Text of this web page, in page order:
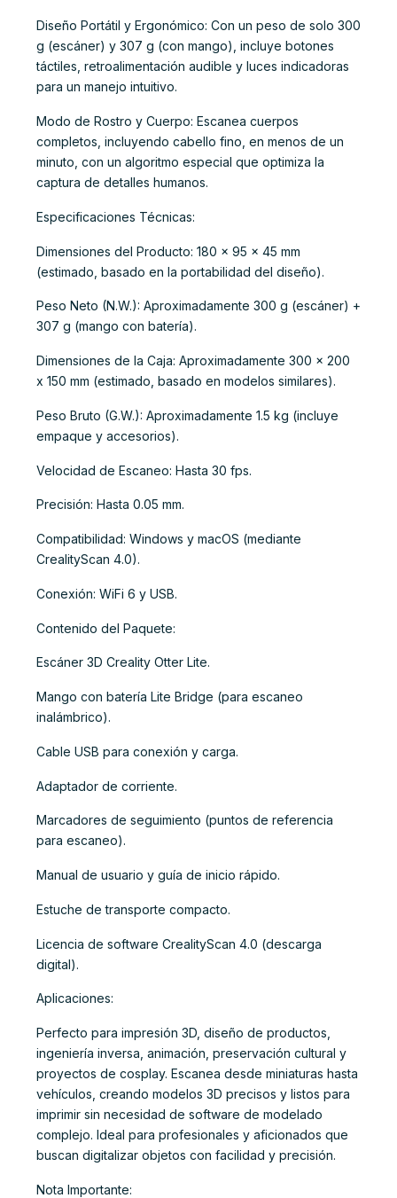
Diseño Portátil y Ergonómico: Con un peso de solo 300
g (escáner) y 307 g (con mango), incluye botones
táctiles, retroalimentación audible y luces indicadoras
para un manejo intuitivo.
Modo de Rostro y Cuerpo: Escanea cuerpos
completos, incluyendo cabello fino, en menos de un
minuto, con un algoritmo especial que optimiza la
captura de detalles humanos.
Especificaciones Técnicas:
Dimensiones del Producto: 180 x 95 x 45 mm
(estimado, basado en la portabilidad del diseño).
Peso Neto (N.W.): Aproximadamente 300 g (escáner) +
307 g (mango con batería).
Dimensiones de la Caja: Aproximadamente 300 x 200
x 150 mm (estimado, basado en modelos similares).
Peso Bruto (G.W.): Aproximadamente 1.5 kg (incluye
empaque y accesorios).
Velocidad de Escaneo: Hasta 30 fps.
Precisión: Hasta 0.05 mm.
Compatibilidad: Windows y macOS (mediante
CrealityScan 4.0).
Conexión: WiFi 6 y USB.
Contenido del Paquete:
Escáner 3D Creality Otter Lite.
Mango con batería Lite Bridge (para escaneo
inalámbrico).
Cable USB para conexión y carga.
Adaptador de corriente.
Marcadores de seguimiento (puntos de referencia
para escaneo).
Manual de usuario y guía de inicio rápido.
Estuche de transporte compacto.
Licencia de software CrealityScan 4.0 (descarga
digital).
Aplicaciones:
Perfecto para impresión 3D, diseño de productos,
ingeniería inversa, animación, preservación cultural y
proyectos de cosplay. Escanea desde miniaturas hasta
vehículos, creando modelos 3D precisos y listos para
imprimir sin necesidad de software de modelado
complejo. Ideal para profesionales y aficionados que
buscan digitalizar objetos con facilidad y precisión.
Nota Importante: